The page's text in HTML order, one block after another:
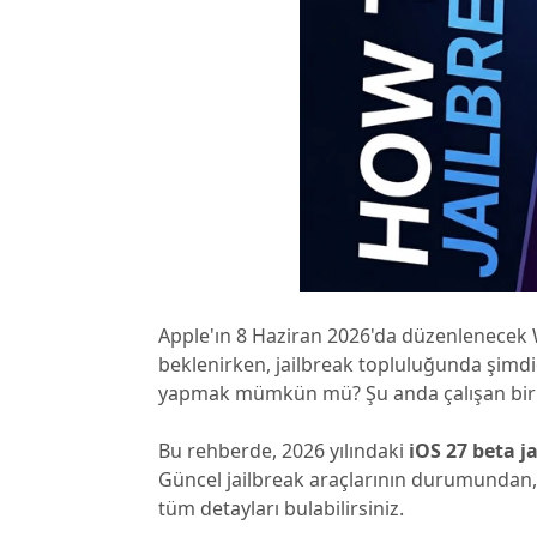
Windows'ta silinen dosyaları kurtarın Mac'te
Android için UltData Uygulaması
Android verilerini PC olmadan kurtarın iPhone'u
PixPretty AI Fotoğraf Düzenleyici
Ücretsiz
Ücretsiz Online AI Fotoğraf Düzenleme Aracı AI ile
Apple'ın 8 Haziran 2026'da
beklenirken, jailbreak topluluğunda
yapmak mümkün mü? Şu anda çalışan bir
Bu rehberde, 2026 yılındaki iOS 27 beta
Güncel jailbreak araçlarının
tüm detayları bulabilirsiniz.